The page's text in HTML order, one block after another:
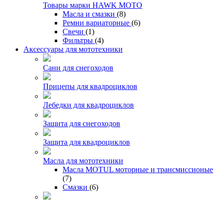
Товары марки HAWK MOTO
Масла и смазки (8)
Ремни вариаторные (6)
Свечи (1)
Фильтры (4)
Аксессуары для мототехники
Сани для снегоходов
Прицепы для квадроциклов
Лебедки для квадроциклов
Защита для снегоходов
Защита для квадроциклов
Масла для мототехники
Масла MOTUL моторные и трансмиссионые
(7)
Смазки (6)